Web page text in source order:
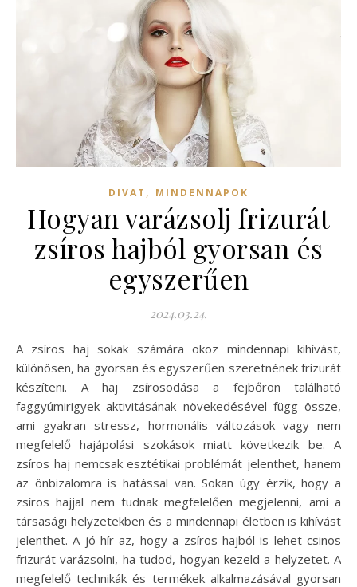
DIVAT , MINDENNAPOK
Hogyan varázsolj frizurát
zsíros hajból gyorsan és
egyszerűen
2024.03.24.
A zsíros haj sokak számára okoz mindennapi kihívást,
különösen, ha gyorsan és egyszerűen szeretnének frizurát
készíteni. A haj zsírosodása a fejbőrön található
faggyúmirigyek aktivitásának növekedésével függ össze,
ami gyakran stressz, hormonális változások vagy nem
megfelelő hajápolási szokások miatt következik be. A
zsíros haj nemcsak esztétikai problémát jelenthet, hanem
az önbizalomra is hatással van. Sokan úgy érzik, hogy a
zsíros hajjal nem tudnak megfelelően megjelenni, ami a
társasági helyzetekben és a mindennapi életben is kihívást
jelenthet. A jó hír az, hogy a zsíros hajból is lehet csinos
frizurát varázsolni, ha tudod, hogyan kezeld a helyzetet. A
megfelelő technikák és termékek alkalmazásával gyorsan